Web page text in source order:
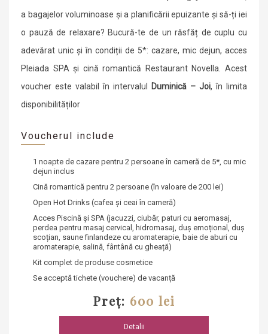
a bagajelor voluminoase și a planificării epuizante și să-ți iei
o pauză de relaxare? Bucură-te de un răsfăț de cuplu cu
adevărat unic și în condiții de 5*: cazare, mic dejun, acces
Pleiada SPA și cină romantică Restaurant Novella. Acest
voucher este valabil în intervalul
Duminică – Joi, în limita
disponibilităților
Voucherul include
1 noapte de cazare pentru 2 persoane în cameră de 5*, cu mic
dejun inclus
Cină romantică pentru 2 persoane (în valoare de 200 lei)
Open Hot Drinks (cafea și ceai în cameră)
Acces Piscină și SPA (jacuzzi, ciubăr, paturi cu aeromasaj,
perdea pentru masaj cervical, hidromasaj, duș emoțional, duș
scoțian, saune finlandeze cu aromaterapie, baie de aburi cu
aromaterapie, salină, fântână cu gheață)
Kit complet de produse cosmetice
Se acceptă tichete (vouchere) de vacanță
Preț: 600 lei
Detalii